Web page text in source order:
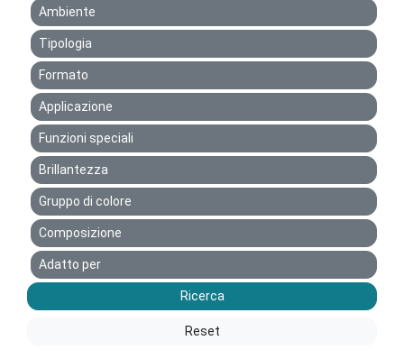
Ambiente
Tipologia
Formato
Applicazione
Funzioni speciali
Brillantezza
Gruppo di colore
Composizione
Adatto per
Ricerca
Reset